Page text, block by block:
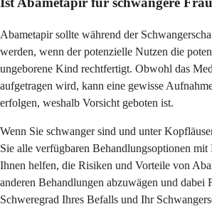
Abametapir sollte während der
werden, wenn der potenzielle Nutzen die
ungeborene Kind rechtfertigt. Obwohl das
aufgetragen wird, kann eine gewisse
erfolgen, weshalb Vorsicht geboten ist.
Wenn Sie schwanger sind und unter
Sie alle verfügbaren Behandlungsoptionen
Ihnen helfen, die Risiken und Vorteile von
anderen Behandlungen abzuwägen und dabei
Schweregrad Ihres Befalls und Ihr